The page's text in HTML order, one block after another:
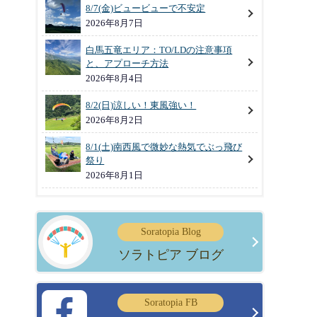
8/7(金)ビュービューで不安定
2026年8月7日
白馬五竜エリア：TO/LDの注意事項
と、アプローチ方法
2026年8月4日
8/2(日)涼しい！東風強い！
2026年8月2日
8/1(土)南西風で微妙な熱気でぶっ飛び
祭り
2026年8月1日
Soratopia Blog
ソラトピア ブログ
Soratopia FB